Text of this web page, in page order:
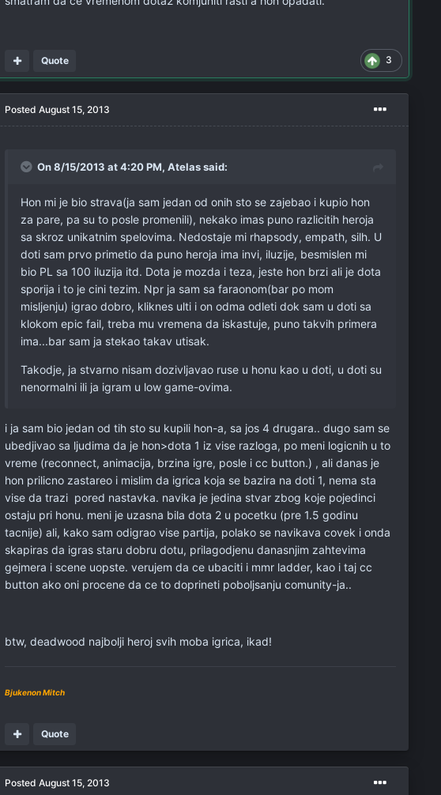
3
Quote
PostedAugust 15, 2013
On 8/15/2013 at 4:20 PM, Atelas said:
Hon mi je bio strava(ja sam jedan od onih sto se zajebao i kupio hon
za pare, pa su to posle promenili), nekako imas puno razlicitih heroja
sa skroz unikatnim spelovima. Nedostaje mi rhapsody, empath, silh. U
doti sam prvo primetio da puno heroja ima invi, iluzije, besmislen mi
bio PL sa 100 iluzija itd. Dota je mozda i teza, jeste hon brzi ali je dota
sporija i to je cini tezim. Npr ja sam sa faraonom(bar po mom
misljenju) igrao dobro, kliknes ulti i on odma odleti dok sam u doti sa
klokom epic fail, treba mu vremena da iskastuje, puno takvih primera
ima...bar sam ja stekao takav utisak.
Takodje, ja stvarno nisam dozivljavao ruse u honu kao u doti, u doti su
nenormalni ili ja igram u low game-ovima.
i ja sam bio jedan od tih sto su kupili hon-a, sa jos 4 drugara.. dugo sam se
ubedjivao sa ljudima da je hon>dota 1 iz vise razloga, po meni logicnih u to
vreme (reconnect, animacija, brzina igre, posle i cc button.) , ali danas je
hon prilicno zastareo i mislim da igrica koja se bazira na doti 1, nema sta
vise da trazi pored nastavka. navika je jedina stvar zbog koje pojedinci
ostaju pri honu. meni je uzasna bila dota 2 u pocetku (pre 1.5 godinu
tacnije) ali, kako sam odigrao vise partija, polako se navikava covek i onda
skapiras da igras staru dobru dotu, prilagodjenu danasnjim zahtevima
gejmera i scene uopste. verujem da ce ubaciti i mmr ladder, kao i taj cc
button ako oni procene da ce to doprineti poboljsanju comunity-ja..
btw, deadwood najbolji heroj svih moba igrica, ikad!
Quote
Bjukenon Mitch
PostedAugust 15, 2013